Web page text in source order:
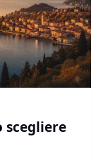
scegliere